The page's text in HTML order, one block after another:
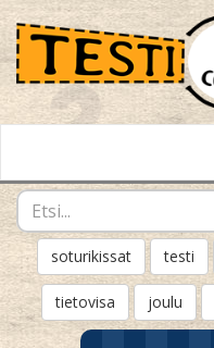
soturikissat testi
tietovisa joulu